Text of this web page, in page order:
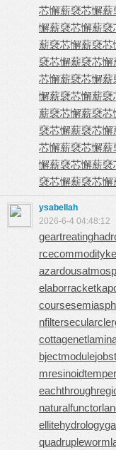
芯懈薪褎芯懈薪
懈薪褎芯懈薪褎
薪褎芯懈薪褎芯
褎芯懈薪褎芯懈
芯懈薪褎芯懈薪
懈薪褎芯懈薪褎
薪褎芯懈薪褎芯
褎芯懈薪褎芯懈
芯懈薪褎芯懈薪
懈薪褎芯懈薪褎
褎芯懈薪褎芯懈
ysabellah
2026-6-4 04:48:12
geartreating
rcecommodity
elaborracket
course
nfilter
cottagenet
bjectmodule
mresinoid
naturalfunctor
ellitehydrology
quadrupleworm